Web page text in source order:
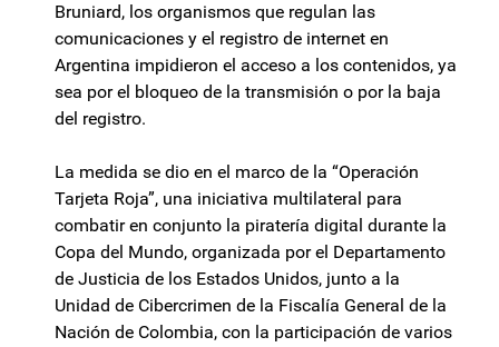
Bruniard, los organismos que regulan las
comunicaciones y el registro de internet en
Argentina impidieron el acceso a los contenidos, ya
sea por el bloqueo de la transmisión o por la baja
del registro.
La medida se dio en el marco de la “Operación
Tarjeta Roja”, una iniciativa multilateral para
combatir en conjunto la piratería digital durante la
Copa del Mundo, organizada por el Departamento
de Justicia de los Estados Unidos, junto a la
Unidad de Cibercrimen de la Fiscalía General de la
Nación de Colombia, con la participación de varios